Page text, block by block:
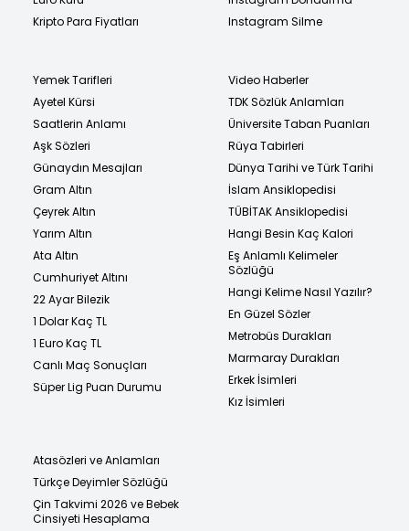
Kripto Para Fiyatları
Instagram Silme
Yemek Tarifleri
Ayetel Kürsi
Saatlerin Anlamı
Aşk Sözleri
Günaydın Mesajları
Gram Altın
Çeyrek Altın
Yarım Altın
Ata Altın
Cumhuriyet Altını
22 Ayar Bilezik
1 Dolar Kaç TL
1 Euro Kaç TL
Canlı Maç Sonuçları
Süper Lig Puan Durumu
Video Haberler
TDK Sözlük Anlamları
Üniversite Taban Puanları
Rüya Tabirleri
Dünya Tarihi ve Türk Tarihi
İslam Ansiklopedisi
TÜBİTAK Ansiklopedisi
Hangi Besin Kaç Kalori
Eş Anlamlı Kelimeler
Sözlüğü
Hangi Kelime Nasıl Yazılır?
En Güzel Sözler
Metrobüs Durakları
Marmaray Durakları
Erkek İsimleri
Kız İsimleri
Atasözleri ve Anlamları
Türkçe Deyimler Sözlüğü
Çin Takvimi 2026 ve Bebek
Cinsiyeti Hesaplama